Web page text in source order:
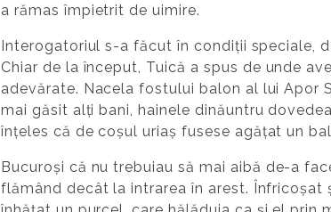
a rămas împietrit de uimire.
Interogatoriul s-a făcut în condiții speciale,
Chiar de la început, Tuică a spus de unde
adevărate. Nacela fostului balon al lui Apor
mai găsit alți bani, hainele dinăuntru
înțeles că de coșul uriaș fusese agățat un
Bucuroși că nu trebuiau să mai aibă de-a
flămând decât la intrarea în arest. Înfricoșat